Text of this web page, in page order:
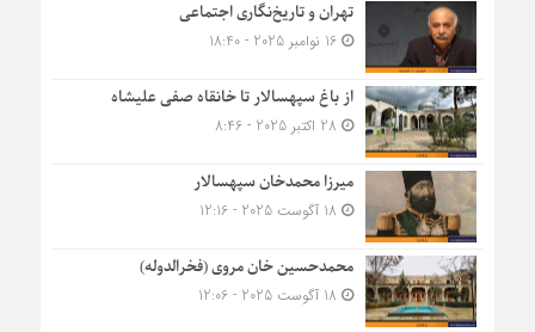
تهران و تاریخ‌نگاری اجتماعی
16 نوامبر 2025 - 18:40
از باغ سپهسالار تا خانقاه صفی علیشاه
میرزا محمدخان سپهسالار
محمدحسین خان مروی (فخرالدوله)